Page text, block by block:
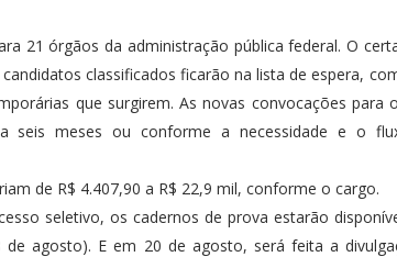
21 órgãos da administração pública federal. O
classificados ficarão na lista de espera,
que surgirem. As novas convocações para
seis meses ou conforme a necessidade e o
de R$ 4.407,90 a R$ 22,9 mil, conforme o cargo.
seletivo, os cadernos de prova estarão
agosto). E em 20 de agosto, será feita a